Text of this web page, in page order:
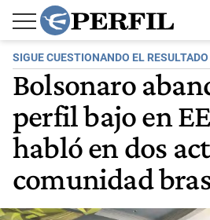
SIGUE CUESTIONANDO EL
Bolsonaro
perfil bajo en
habló en dos
comunidad